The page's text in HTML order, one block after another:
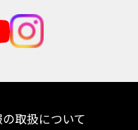
BBQ
ラー
グッツイ
アグスタ
外ﾒｰｶｰ
取扱について